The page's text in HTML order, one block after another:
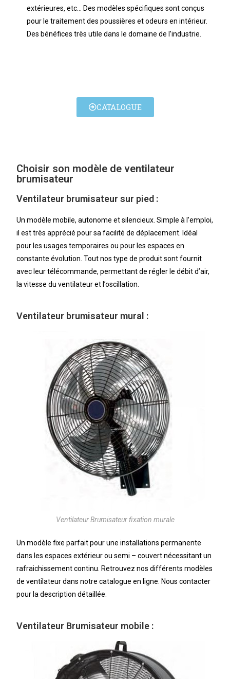
extérieures, etc… Des modèles spécifiques sont conçus
pour le traitement des poussières et odeurs en intérieur.
Des bénéfices très utile dans le domaine de l’industrie.
CATALOGUE
Choisir son modèle de ventilateur
brumisateur
Ventilateur brumisateur sur pied :
Un modèle mobile, autonome et silencieux. Simple à l’emploi,
il est très apprécié pour sa facilité de déplacement. Idéal
pour les usages temporaires ou pour les espaces en
constante évolution. Tout nos type de produit sont fournit
avec leur télécommande, permettant de régler le débit d’air,
la vitesse du ventilateur et l’oscillation.
Ventilateur brumisateur mural :
Ventilateur Brumisateur fixation murale
Un modèle fixe parfait pour une installations permanente
dans les espaces extérieur ou semi – couvert nécessitant un
rafraichissement continu. Retrouvez nos différents modèles
de ventilateur dans notre catalogue en ligne. Nous contacter
pour la description détaillée.
Ventilateur Brumisateur mobile :